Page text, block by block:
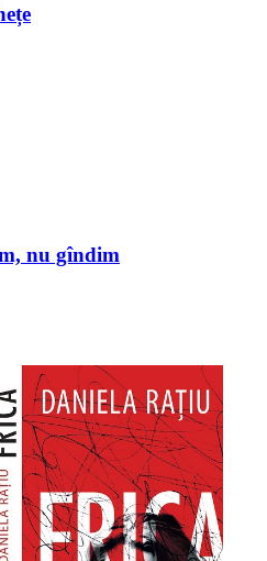
nu gîndim